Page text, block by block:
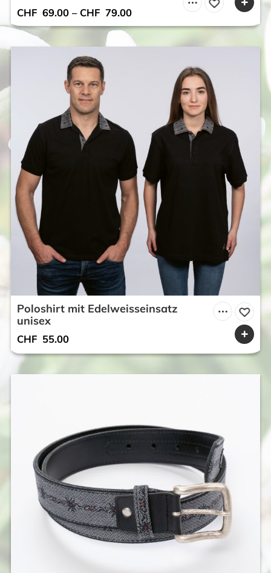
CHF 69.00 – CHF 79.00
Poloshirt mit Edelweisseinsatz
unisex
CHF 55.00